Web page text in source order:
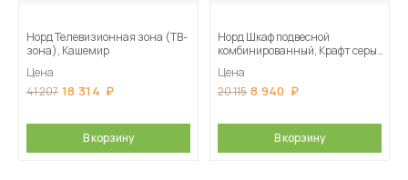
Норд Телевизионная зона (ТВ-
зона), Кашемир
Цена
41 207 18 314
В корзину
Норд Шкаф подвесной
комбинированный, Крафт серый/
Цена
20 115 8 940
В корзину